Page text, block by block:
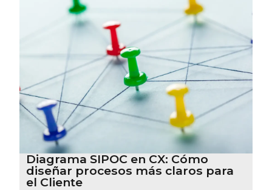
Diagrama SIPOC en CX: Cómo
diseñar procesos más claros para
el Cliente